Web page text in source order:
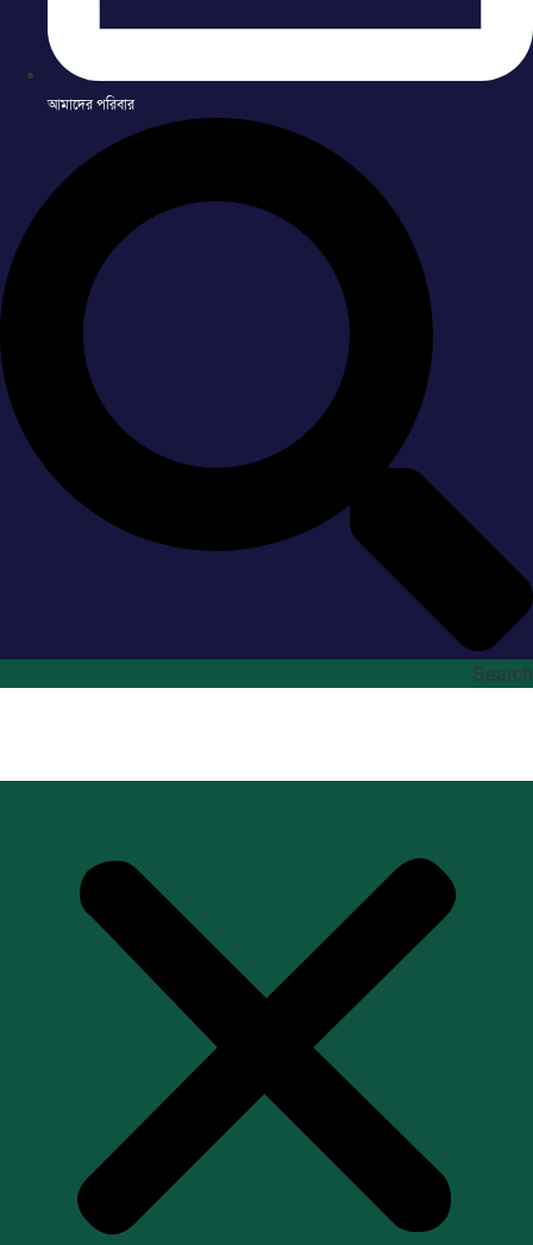
আমাদের পরিবার
Search